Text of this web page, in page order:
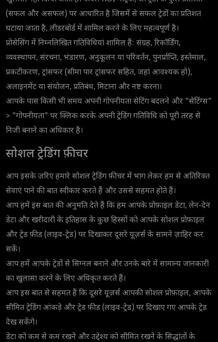
(सफल और असफल) पर आधारित है जिसमें से सफल ट्रेडों का प्रतिशत
घटाया जाता है, लीडरबोर्ड में शामिल करने के लिए महत्वपूर्ण है।
प्रोसेसिंग में निम्नलिखित गतिविधियां शामिल हैं: संग्रह, रिकॉर्डिंग,
व्यवस्थापन, संरचना, भंडारण, अनुकूलन या परिवर्तन, पुनर्प्राप्ति, इस्तेमाल,
प्रकटीकरण, ट्रांसफर (सीमा पार ट्रांसफर सहित, जहां आवश्यक हो),
अलाइनमेंट या संयोजन, प्रतिबंध, मिटाना और नष्ट करना।
आपके पास किसी भी समय अपनी गोपनीयता सेटिंग बदलने और "सेटिंग्स"
> "गोपनीयता" पर क्लिक करके अपनी ट्रेडिंग गतिविधि को पूरी तरह से
निजी बनाने का अधिकार है।
सोशल ट्रेडिंग फ़ीचर
आप इसके ज़रिए हमारे सोशल ट्रेडिंग फ़ीचर में भाग लेकर हम से अतिरिक्त
सेवाएं पाने की बात स्वीकार करते हैं और उससे सहमत होते हैं।
आप हमें इस बात की अनुमति देते हैं कि हम आपके प्रोफ़ाइल डेटा, लेन-देन
डेटा और खरीदारी के इतिहास के कुछ हिस्सों को आपके सोशल प्रोफ़ाइल
और ट्रेड फ़ीड (लाइव-ट्रेड) पर दिखाकर दूसरे यूज़र्स के सामने ज़ाहिर कर
सकें।
आप हमें आपके ट्रेडों से सिग्नल बनाने और उनके बारे में सामान्य जानकारी
का खुलासा करने के लिए अधिकृत करते हैं।
आप इस बात से सहमत हैं कि दूसरे यूज़र्स आपकी सोशल प्रोफ़ाइल, आपके
सीमित ट्रेडिंग आंकड़े और ट्रेड फ़ीड (लाइव-ट्रेड) पर दिखाए गए आपके ट्रेड
देख सकेंगे।
डेटा को कम से कम रखने और उद्देश्य को सीमित रखने के सिद्धांतों के